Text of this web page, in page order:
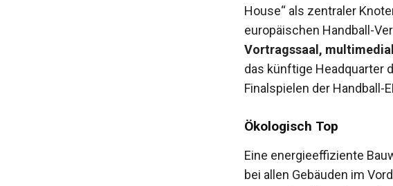
House“ als zentraler
europäischen Handball-
Vortragssaal,
das künftige Headquarter
Finalspielen der Handball-
Ökologisch Top
Eine energieeffiziente
bei allen Gebäuden im